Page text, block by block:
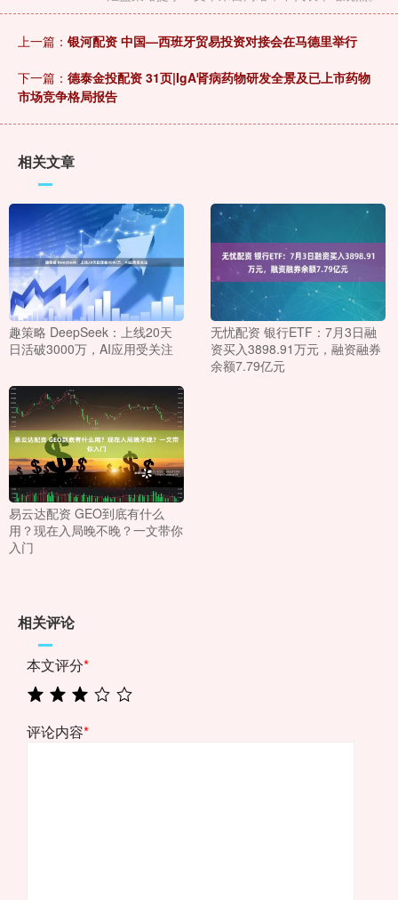
上一篇： 银河配资 中国—西班牙贸易投资对接会在马德里举行
下一篇： 德泰金投配资 31页|IgA肾病药物研发全景及已上市药物
市场竞争格局报告
相关文章
趣策略 DeepSeek：上线20天
日活破3000万，AI应用受关注
无忧配资 银行ETF：7月3日融
资买入3898.91万元，融资融券
余额7.79亿元
易云达配资 GEO到底有什么
用？现在入局晚不晚？一文带你
入门
相关评论
本文评分*
评论内容*